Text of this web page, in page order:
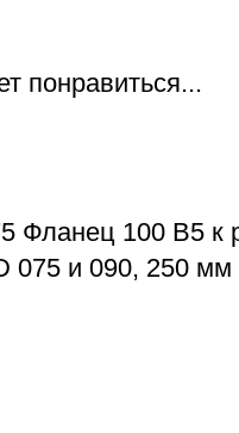
понравиться...
Фланец 100 B5 к
075 и 090, 250 мм